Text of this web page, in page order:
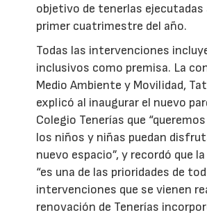
objetivo de tenerlas ejecutadas
primer cuatrimestre del año.
Todas las intervenciones
inclusivos como premisa. La
Medio Ambiente y Movilidad,
explicó al inaugurar el nuevo
Colegio Tenerías que
los niños y niñas puedan
nuevo espacio”, y recordó que
“es una de las prioridades de
intervenciones que se vienen
renovación de Tenerías